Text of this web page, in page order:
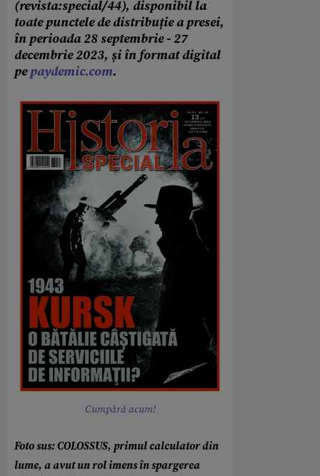
(revista:special/44), disponibil la
toate punctele de distribuție a presei,
în perioada 28 septembrie - 27
decembrie 2023, și în format digital
pepaydemic.com.
Cumpără acum!
Foto sus: COLOSSUS, primul calculator din
lume, a avut un rol imens în spargerea